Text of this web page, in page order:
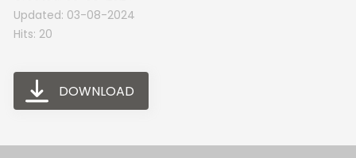
Updated: 03-08-2024
Hits: 20
DOWNLOAD